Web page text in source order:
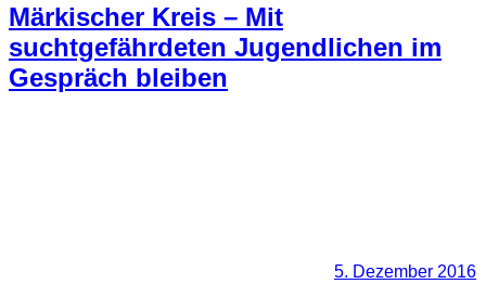
Märkischer Kreis – Mit
suchtgefährdeten Jugendlichen im
Gespräch bleiben
5. Dezember 2016